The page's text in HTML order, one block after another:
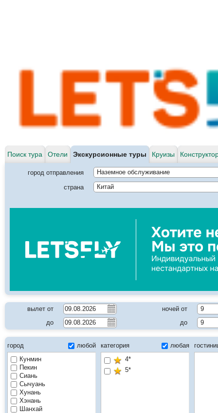
Поиск тура Отели Экскурсионные туры Круизы
город отправления
Наземное обслуживание
страна
Китай
вылет от ночей от
9
до
до 9
город
любой
Кунмин
Пекин
Сиань
Сычуань
Хунань
Хэнань
Шанхай
категория
любая
4*
5*